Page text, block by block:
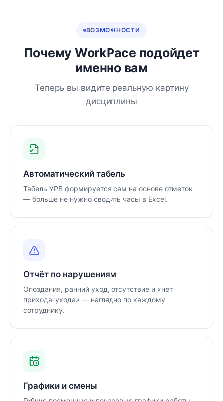
ВОЗМОЖНОСТИ
Почему WorkPace подойдет
именно вам
Теперь вы видите реальную картину
дисциплины
Автоматический табель
Табель УРВ формируется сам на основе отметок
— больше не нужно сводить часы в Excel.
Отчёт по нарушениям
Опоздания, ранний уход, отсутствие и «нет
прихода-ухода» — наглядно по каждому
сотруднику.
Графики и смены